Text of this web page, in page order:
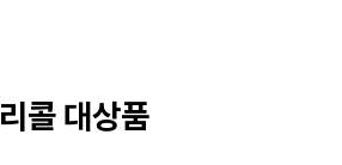
리콜 대상품